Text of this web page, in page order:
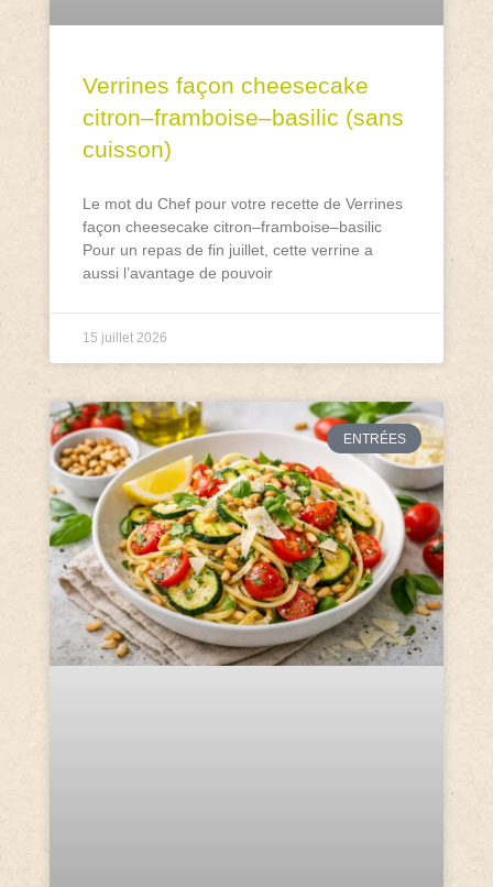
Verrines façon cheesecake
citron–framboise–basilic (sans
cuisson)
Le mot du Chef pour votre recette de Verrines
façon cheesecake citron–framboise–basilic
Pour un repas de fin juillet, cette verrine a
aussi l’avantage de pouvoir
15 juillet 2026
ENTRÉES